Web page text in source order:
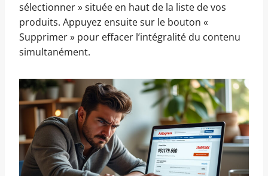
sélectionner » située en haut de la liste de vos
produits. Appuyez ensuite sur le bouton «
Supprimer » pour effacer l’intégralité du contenu
simultanément.